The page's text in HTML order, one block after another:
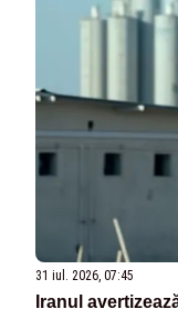
31 iul. 2026, 07:45
Iranul